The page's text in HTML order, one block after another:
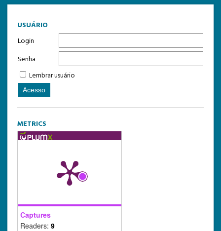
USUÁRIO
Login
Senha
Lembrar usuário
METRICS
Captures
Readers: 9